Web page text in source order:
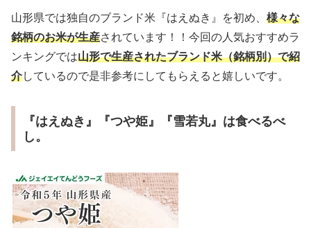
山形県では独自のブランド米『はえぬき』を初め、 様々な
銘柄のお米が生産されています！！今回の人気おすすめラ
ンキングでは山形で生産されたブランド米（銘柄別）で紹
介しているので是非参考にしてもらえると嬉しいです。
『はえぬき』『つや姫』『雪若丸』は食べるべ
し。